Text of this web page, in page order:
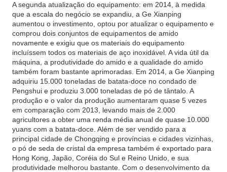
A segunda atualização do equipamento: em 2014, à medida
que a escala do negócio se expandiu, a Ge Xianping
aumentou o investimento, optou por atualizar o equipamento e
comprou dois conjuntos de equipamentos de amido
novamente e exigiu que os materiais do equipamento
incluíssem todos os materiais de aço inoxidável. A vida útil da
máquina, a produtividade do amido e a qualidade do amido
também foram bastante aprimoradas. Em 2014, a Ge Xianping
adquiriu 15.000 toneladas de batata-doce no condado de
Pengshui e produziu 3.000 toneladas de pó de tântalo. A
produção e o valor da produção aumentaram quase 5 vezes
em comparação com 2013, levando mais de 2.000
agricultores a obter uma renda média anual de quase 10.000
yuans com a batata-doce. Além de ser vendido para a
principal cidade de Chongqing e províncias e cidades vizinhas,
o pó de seda de cristal da empresa também é exportado para
Hong Kong, Japão, Coréia do Sul e Reino Unido, e sua
produtividade melhorou bastante. Com o desenvolvimento da